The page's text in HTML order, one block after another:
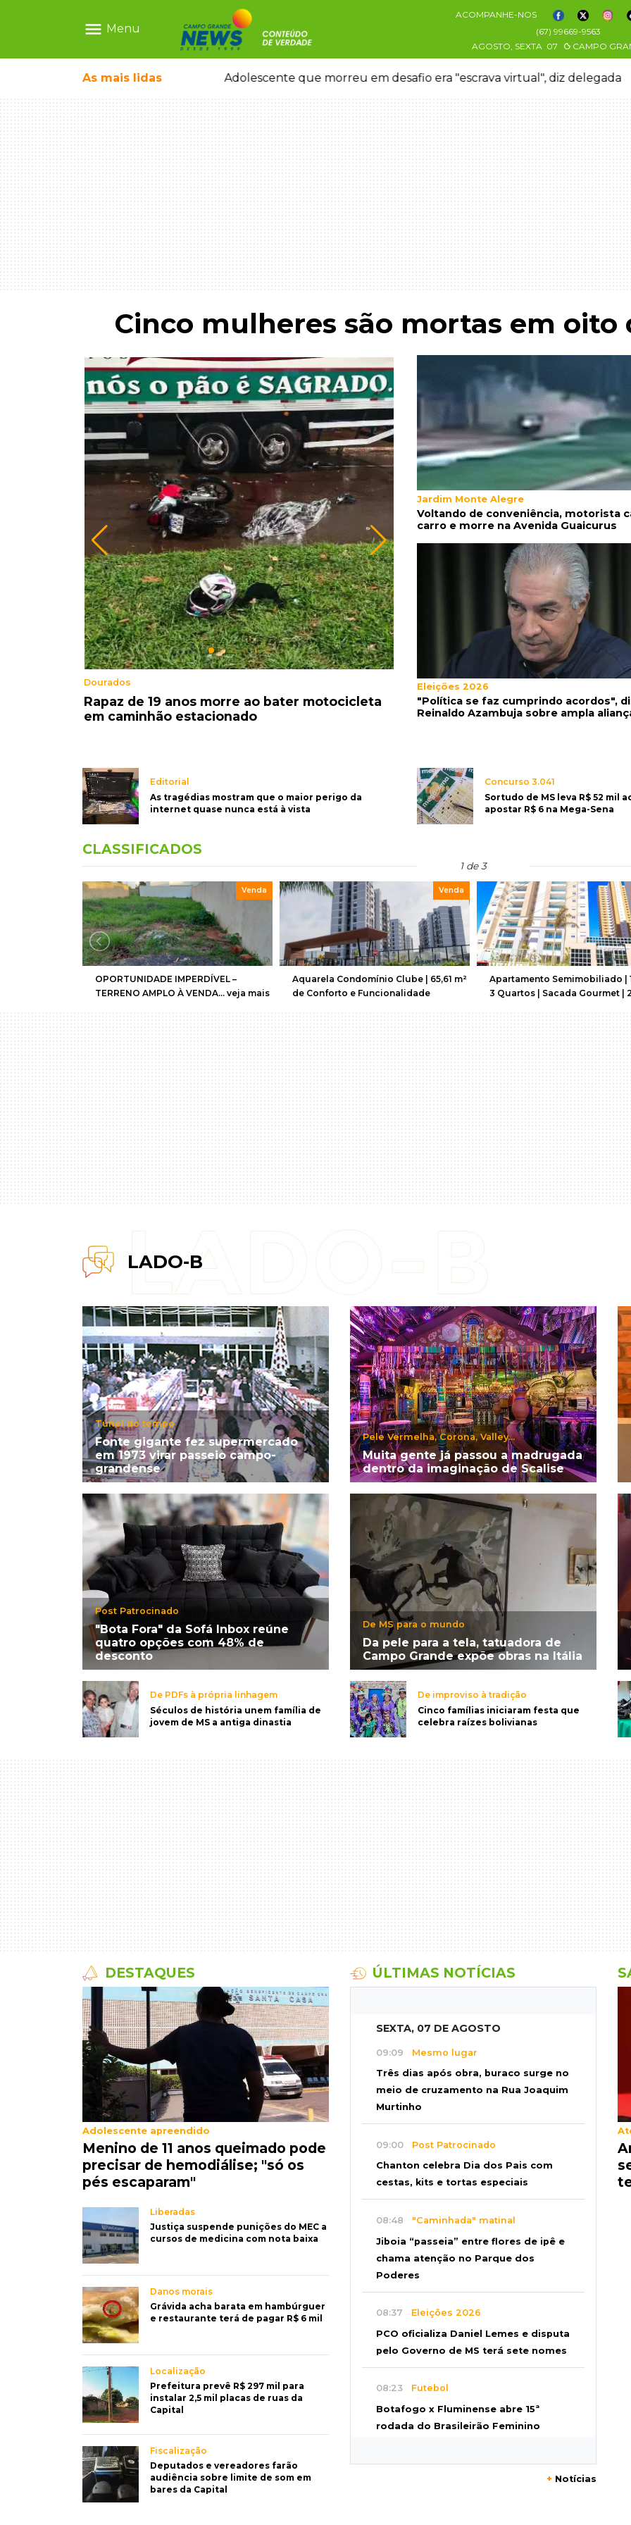
menu Menu
ACOMPANHE-NOS
(67) 99669-9563
AGOSTO, SEXTA 07 CAMPO
As mais lidas
virtual", diz delegada
Cinco mulheres são mortas em oito
Post Patrocinado
Sertão tem presente pro Paizão a partir de 10 x
R$19,90 e brinde
Mais 3,8 mil km
Com empréstimo bilionário, MS
que dobrar malha asfaltada até
Jardim Monte Alegre
Voltando de conveniência, motorista
carro e morre na Avenida Guaicurus
Eleições 2026
"Política se faz cumprindo acordos",
Reinaldo Azambuja sobre ampla
Editorial
As tragédias mostram que o maior perigo da
internet quase nunca está à vista
Concurso 3.041
Sortudo de MS leva R$ 52 mil
apostar R$ 6 na Mega-Sena
CLASSIFICADOS
2 de 3
Venda
Linda chácara na Chácara dos Podere –
(67) 99292-9002
Venda
Sobrado de esquina - Av. Rodolfo Jose
Pinho – Jd. São Bento - (67) 99292-
Edifício Dom | Elegância para
patrimônio para o futuro
LADO-B
Túnel do tempo
Fonte gigante fez supermercado
em 1973 virar passeio campo-
grandense
Post Patrocinado
"Bota Fora" da Sofá Inbox reúne
quatro opções com 48% de
desconto
Pele Vermelha, Corona, Valley...
Muita gente já passou a madrugada
dentro da imaginação de Scalise
De MS para o mundo
Da pele para a tela, tatuadora de
Campo Grande expõe obras na Itália
De PDFs à própria linhagem
Séculos de história unem família de
jovem de MS a antiga dinastia
De improviso à tradição
Cinco famílias iniciaram festa que
celebra raízes bolivianas
DESTAQUES
Adolescente apreendido
Menino de 11 anos queimado pode
precisar de hemodiálise; "só os
pés escaparam"
Liberadas
Justiça suspende punições do MEC a
cursos de medicina com nota baixa
Danos morais
Grávida acha barata em hambúrguer
e restaurante terá de pagar R$ 6 mil
Localização
Prefeitura prevê R$ 297 mil para
instalar 2,5 mil placas de ruas da
Capital
Fiscalização
Deputados e vereadores farão
audiência sobre limite de som em
bares da Capital
ÚLTIMAS NOTÍCIAS
SEXTA, 07 DE AGOSTO
09:09 Mesmo lugar
Três dias após obra, buraco surge no
meio de cruzamento na Rua Joaquim
Murtinho
09:00 Post Patrocinado
Chanton celebra Dia dos Pais com
cestas, kits e tortas especiais
08:48 "Caminhada" matinal
Jiboia “passeia” entre flores de ipê e
chama atenção no Parque dos
Poderes
08:37 Eleições 2026
PCO oficializa Daniel Lemes e disputa
pelo Governo de MS terá sete nomes
08:23 Futebol
Botafogo x Fluminense abre 15ª
rodada do Brasileirão Feminino
08:19Cassilândia
+ Notícias